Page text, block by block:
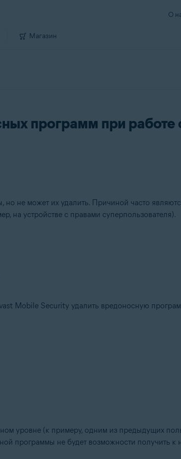
О
Магазин
программ при
не может их удалить. Причиной часто
на устройстве с правами суперпользователя).
Mobile Security удалить вредоносную
уровне (к примеру, одним из предыдущих
программы не будет возможности получить к